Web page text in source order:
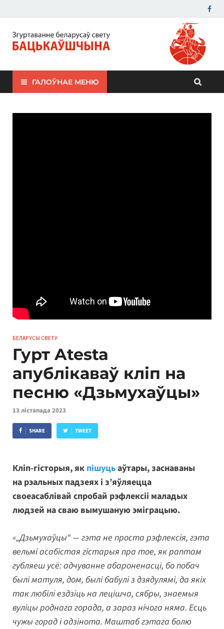
ЗБС "Бацькаўшчына"
ГАЛОЎНАЕ МЕНЮ
БЕЛАРУСЫ СВЕТУ
Гурт Atesta
апублікаваў кліп на
песню «Дзьмухаўцы»
13 лістапада 2023
SHARE TWEET
Кліп-гісторыя, як пішуцьаўтары, заснаваны
на рэальных падзеях і з’яўляецца
своеасаблівай спробай рэфлексіі маладых
людзей на сваю вымушаную эміграцыю.
«„Дзьмухаўцы“ — гэта не проста рэфлексія, гэта
вельмі асабістая гістарыя пра тое, як раптам
губляеш усё: адчуванне абароненасці, бо побач
былі матуля, дом, былі бабулі з дзядулямі, да якіх
так любілі ездзіць на лецішча, сябры, знаемыя
вуліцы роднага горада, а зараз нічога няма. Есць
чужы горад і адзінота. Маштаб гэтага болю